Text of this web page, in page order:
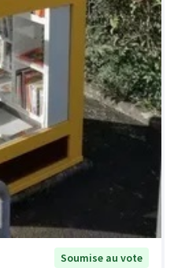
Soumise au vote